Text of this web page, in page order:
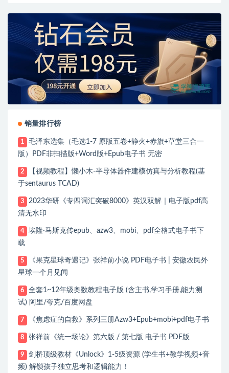
销量排行榜
1
毛泽东选集（毛选1-7 原版五卷+静火+赤旗+草堂三合一
版）PDF非扫描版+Word版+Epub电子书 无密
2
【视频教程】懒小木-半导体器件建模仿真与分析教程(基
于sentaurus TCAD)
3
2023华研《专四词汇突破8000》英汉双解｜电子版pdf高
清无水印
4
埃隆·马斯克传epub、azw3、mobi、pdf全格式电子书下
载
5
《果克星球奇遇记》张祥前小说 PDF电子书 | 安徽农民外
星球一个月见闻
6
全套1~12年级奥数教程电子版 (含主书,学习手册,能力测
试) 阿里/夸克/百度网盘
7 《焦虑症的自救》系列三册Azw3+Epub+mobi+pdf电子书
8 张祥前《统一场论》第六版 / 第七版 电子书 PDF版
9
剑桥顶级教材《Unlock》1-5级资源 (学生书+教学视频+音
频) 解锁孩子独立思考和逻辑能力！